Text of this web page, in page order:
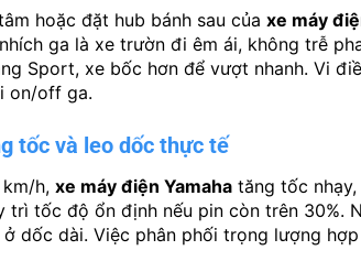
hoặc đặt hub bánh sau của xe máy
ga là xe trườn đi êm ái, không trễ
Sport, xe bốc hơn để vượt nhanh. Vi
on/off ga.
tốc và leo dốc thực tế
h, xe máy điện Yamaha tăng tốc
trì tốc độ ổn định nếu pin còn trên 30%.
ở dốc dài. Việc phân phối trọng lượng